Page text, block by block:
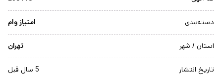
دسته‌بندی امتیاز وام
استان / شهر تهران
تاریخ انتشار 5 سال قبل